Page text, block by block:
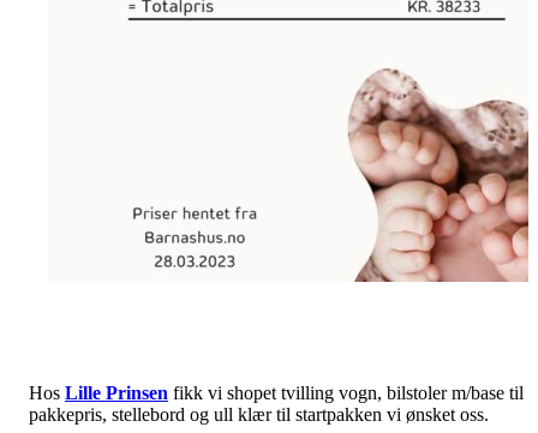
Hos Lille Prinsen fikk vi shopet tvilling vogn, bilstoler m/base til
pakkepris, stellebord og ull klær til startpakken vi ønsket oss.